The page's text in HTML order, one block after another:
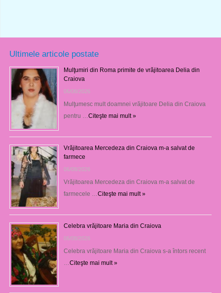
Ultimele articole postate
Mulţumiri din Roma primite de vrăjitoarea Delia din
Craiova
06/08/2026
Mulţumesc mult doamnei vrăjitoare Delia din Craiova
pentru … Citeşte mai mult »
Vrăjitoarea Mercedeza din Craiova m-a salvat de
farmece
06/08/2026
Vrăjitoarea Mercedeza din Craiova m-a salvat de
farmecele … Citeşte mai mult »
Celebra vrăjitoare Maria din Craiova
06/08/2026
Celebra vrăjitoare Maria din Craiova s-a întors recent
Citeşte mai mult »